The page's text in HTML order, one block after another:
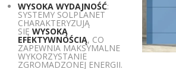
WYSOKA WYDAJNOŚĆ:
SYSTEMY SOLPLANET
CHARAKTERYZUJĄ
SIĘ WYSOKĄ
EFEKTYWNOŚCIĄ, CO
ZAPEWNIA MAKSYMALNE
WYKORZYSTANIE
ZGROMADZONEJ ENERGII.